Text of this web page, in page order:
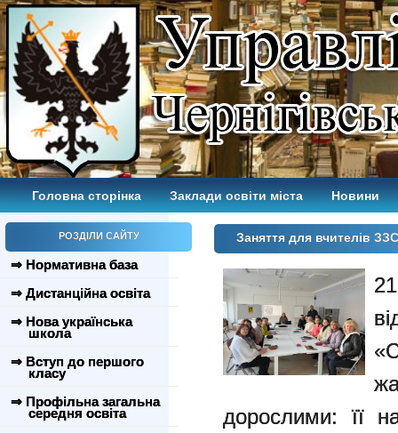
Головна сторінка Заклади освіти міста Новини
РОЗДІЛИ САЙТУ
⇒ Нормативна база
⇒ Дистанційна освіта
⇒ Нова українська
школа
⇒ Вступ до першого
класу
⇒ Профільна загальна
середня освіта
Заняття для вчителів
дорослими: її